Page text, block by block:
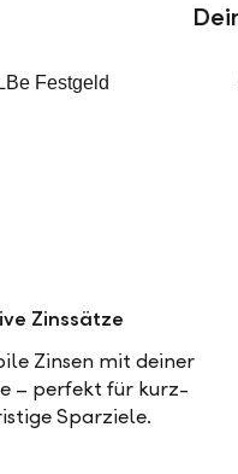
Zinssätze
Zinsen mit deiner
– perfekt für kurz-
Sparziele.